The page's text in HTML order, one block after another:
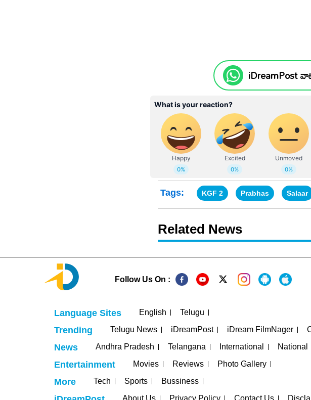
iDreamPost
Tags: KGF 2 Prabhas Salaar
Related News
Follow Us On :
Language Sites English Telugu
Trending Telugu News iDreamPost iDream FilmNager
News Andhra Pradesh Telangana International National
Entertainment Movies Reviews Photo Gallery
More Tech Sports Bussiness
About Us Privacy Policy Contact Us